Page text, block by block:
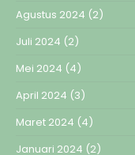
Agustus 2024 (2)
Juli 2024 (2)
Mei 2024 (4)
April 2024 (3)
Maret 2024 (4)
Januari 2024 (2)